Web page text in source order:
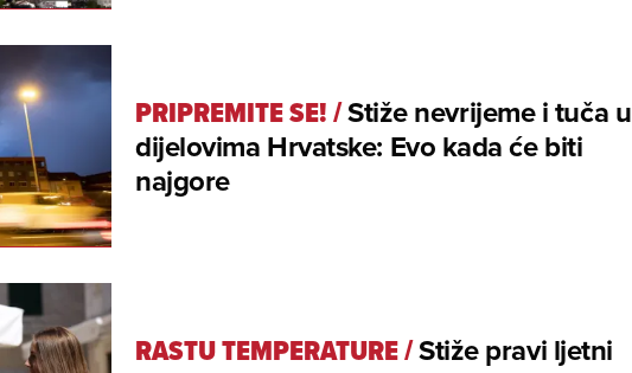
PRIPREMITE SE!/Stiže nevrijeme i tuča u
dijelovima Hrvatske: Evo kada će biti
najgore
RASTU TEMPERATURE/Stiže pravi ljetni